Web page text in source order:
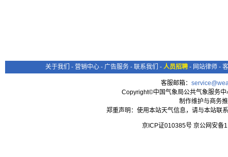
关于我们 - 营销中心 - 广告服务 - 联系我们 - 人员招聘 - 网站律师 -
客服邮箱：
Copyright©中国气象局公共气象服务
制作维护与商务
郑重声明：使用本站天气信息，请与本站联
京ICP证010385号 京公网安备